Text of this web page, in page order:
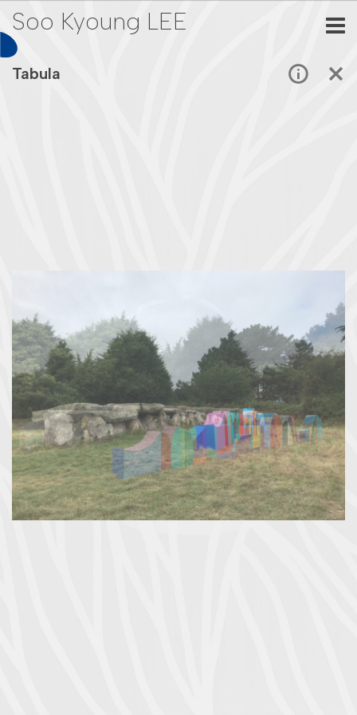
Soo Kyoung LEE
Tabula